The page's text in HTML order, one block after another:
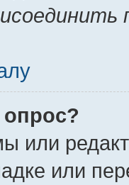
опрос?
или
или